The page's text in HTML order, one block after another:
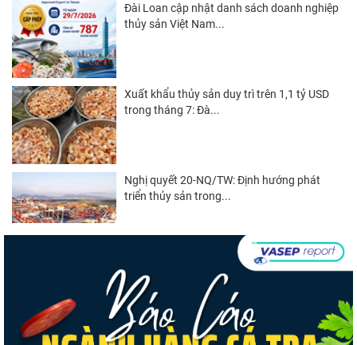
Đài Loan cập nhật danh sách doanh nghiệp
thủy sản Việt Nam...
Xuất khẩu thủy sản duy trì trên 1,1 tỷ USD
trong tháng 7: Đà...
Nghị quyết 20-NQ/TW: Định hướng phát
triển thủy sản trong...
Góp ý Dự thảo Luật An toàn thực phẩm
(sửa đổi)